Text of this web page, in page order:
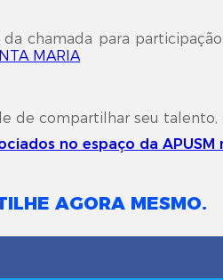
chamada para
MARIA
de compartilhar seu
AGORA MESMO.